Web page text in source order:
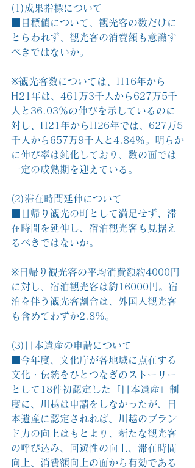
(1)成果指標について
■目標値について、観光客の数だけに
とらわれず、観光客の消費額も意識す
べきではないか。
※観光客数については、H16年から
H21年は、461万3千人から627万5千
人と36.03％の伸びを示しているのに
対し、H21年からH26年では、627万5
千人から657万9千人と4.84％。明らか
に伸び率は鈍化しており、数の面では
一定の成熟期を迎えている。
(2)滞在時間延伸について
■日帰り観光の町として満足せず、滞
在時間を延伸し、宿泊観光客も見据え
るべきではないか。
※日帰り観光客の平均消費額約4000円
に対し、宿泊観光客は約16000円。宿
泊を伴う観光客割合は、外国人観光客
も含めてわずか2.8%。
(3)日本遺産の申請について
■今年度、文化庁が各地域に点在する
文化・伝統をひとつなぎのストーリー
として18件初認定した「日本遺産」制
度に、川越は申請をしなかったが、日
本遺産に認定されれば、川越のブラン
ド力の向上はもとより、新たな観光客
の呼び込み、回遊性の向上、滞在時間
向上、消費額向上の面から有効である